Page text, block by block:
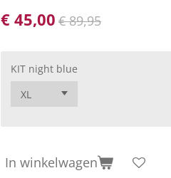
€ 45,00 € 89,95
KIT night blue
In winkelwagen